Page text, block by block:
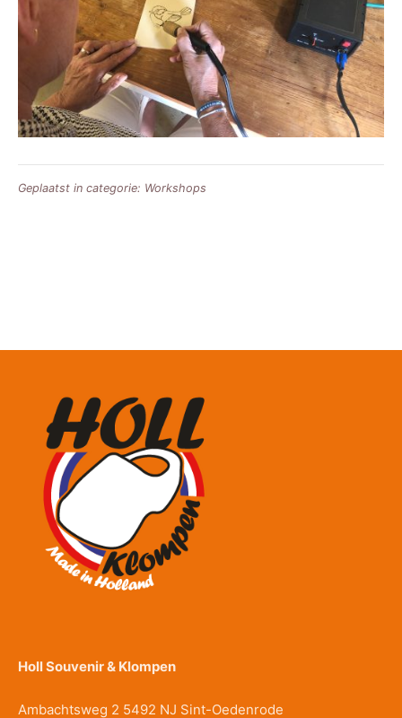
Geplaatst in categorie: Workshops
Holl Souvenir & Klompen
Ambachtsweg 2 5492 NJ Sint-Oedenrode